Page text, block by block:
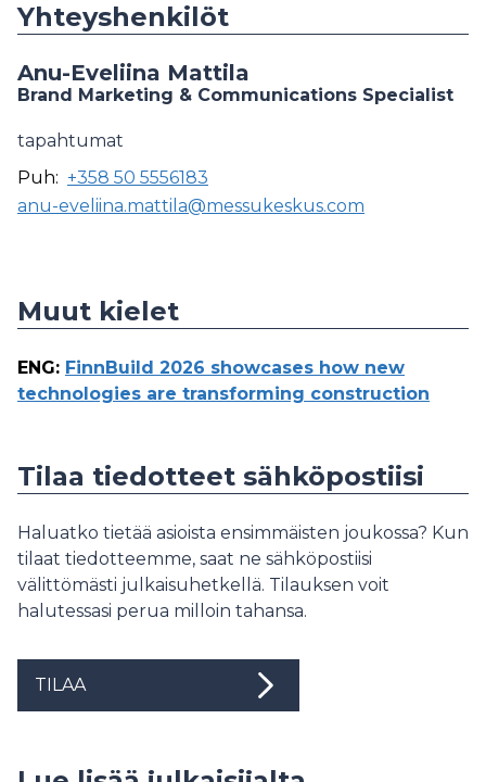
Yhteyshenkilöt
Anu-Eveliina Mattila
Brand Marketing & Communications Specialist
tapahtumat
Puh: +358 50 5556183
anu-eveliina.mattila@messukeskus.com
Muut kielet
ENG: FinnBuild 2026 showcases how new
technologies are transforming construction
Tilaa tiedotteet sähköpostiisi
Haluatko tietää asioista ensimmäisten joukossa? Kun
tilaat tiedotteemme, saat ne sähköpostiisi
välittömästi julkaisuhetkellä. Tilauksen voit
halutessasi perua milloin tahansa.
TILAA